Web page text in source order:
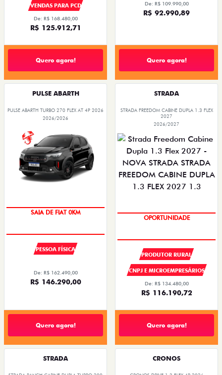
VENDAS PARA PCD
De: R$ 168.480,00
R$ 125.912,71
Quero agora!
De: R$ 109.990,00
R$ 92.990,89
Quero agora!
PULSE ABARTH
PULSE ABARTH TURBO 270 FLEX AT 4P 2026
2026/2026
PESSOA FÍSICA
De: R$ 162.490,00
R$ 146.290,00
Quero agora!
STRADA
STRADA FREEDOM CABINE DUPLA 1.3 FLEX
2027
2026/2027
PRODUTOR RURAL
CNPJ E MICROEMPRESÁRIOS
De: R$ 134.480,00
R$ 116.190,72
Quero agora!
STRADA CRONOS